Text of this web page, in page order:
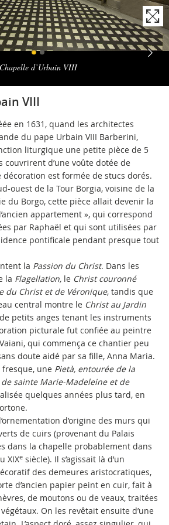
Chapelle d’Urbain VIII
VIII
en 1631, quand les architectes
du pape Urbain VIII Barberini,
liturgique une petite pièce de 5
couvrirent d’une voûte dotée de
décoration est formée de stucs dorés.
ouest de la Tour Borgia, voisine de la
du Borgo, cette pièce allait devenir la
appartement », qui correspond
par Raphaël et qui sont utilisées par
pontificale pendant presque tout
la Passion du Christ. Dans les
la Flagellation, le Christ couronné
du Christ et de Véronique, tandis que
central montre le Christ au Jardin
petits anges tenant les instruments
picturale fut confiée au peintre
qui commença ce chantier peu
doute aidé par sa fille, Anna Maria.
fresque, une Pietà, entourée de la
de sainte Marie-Madeleine et de
quelques années plus tard, en
d’origine des murs qui
de cuirs (provenant du Palais
dans la chapelle probablement dans
XIXesiècle). Il s’agissait là d’un
des demeures aristocratiques,
d’ancien papier peint en cuir, fait à
de moutons ou de veaux, traitées
On les revêtait ensuite d’une